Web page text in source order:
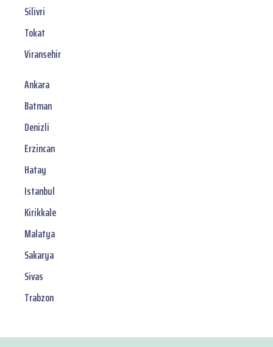
Silivri
Tokat
Viransehir
Ankara
Batman
Denizli
Erzincan
Hatay
Istanbul
Kirikkale
Malatya
Sakarya
Sivas
Trabzon